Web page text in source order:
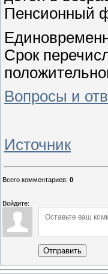
Пенсионный
Срок
Вопросы и
Источник
Всего комментариев: 0
Войдите:
Отправить